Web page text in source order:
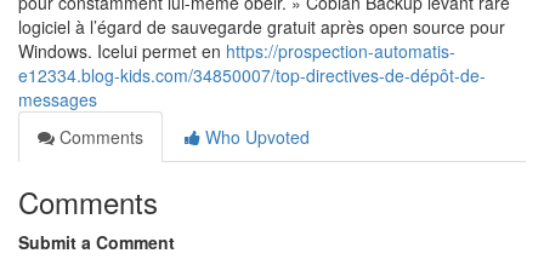
logiciel à l’égard de sauvegarde gratuit après open source pour
Windows. Icelui permet en https://prospection-automatis-
e12334.blog-kids.com/34850007/top-directives-de-dépôt-de-
messages
Comments
Who Upvoted
Comments
Submit a Comment